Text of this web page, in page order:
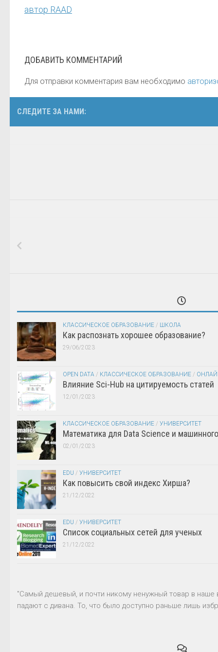
автор RAAD
ДОБАВИТЬ КОММЕНТАРИЙ
Для отправки комментария вам необходимо
СЛЕДИТЕ ЗА НАМИ:
КЛАССИЧЕСКОЕ ОБРАЗОВАНИЕ / ШКОЛА
Как распознать хорошее образование?
29/06/2023
OPEN DATA / КЛАССИЧЕСКОЕ ОБРАЗОВАНИЕ /
Влияние Sci-Hub на цитируемость статей
12/01/2023
КЛАССИЧЕСКОЕ ОБРАЗОВАНИЕ / УНИВЕРСИТЕТ
Математика для Data Science и
02/01/2023
EDU / УНИВЕРСИТЕТ
Как повысить свой индекс Хирша?
21/12/2022
EDU / УНИВЕРСИТЕТ
Список социальных сетей для ученых
21/12/2022
"Самый дешевый, и почти никому ненужный товар в
падают с дивана. То, что было доступно раньше лишь